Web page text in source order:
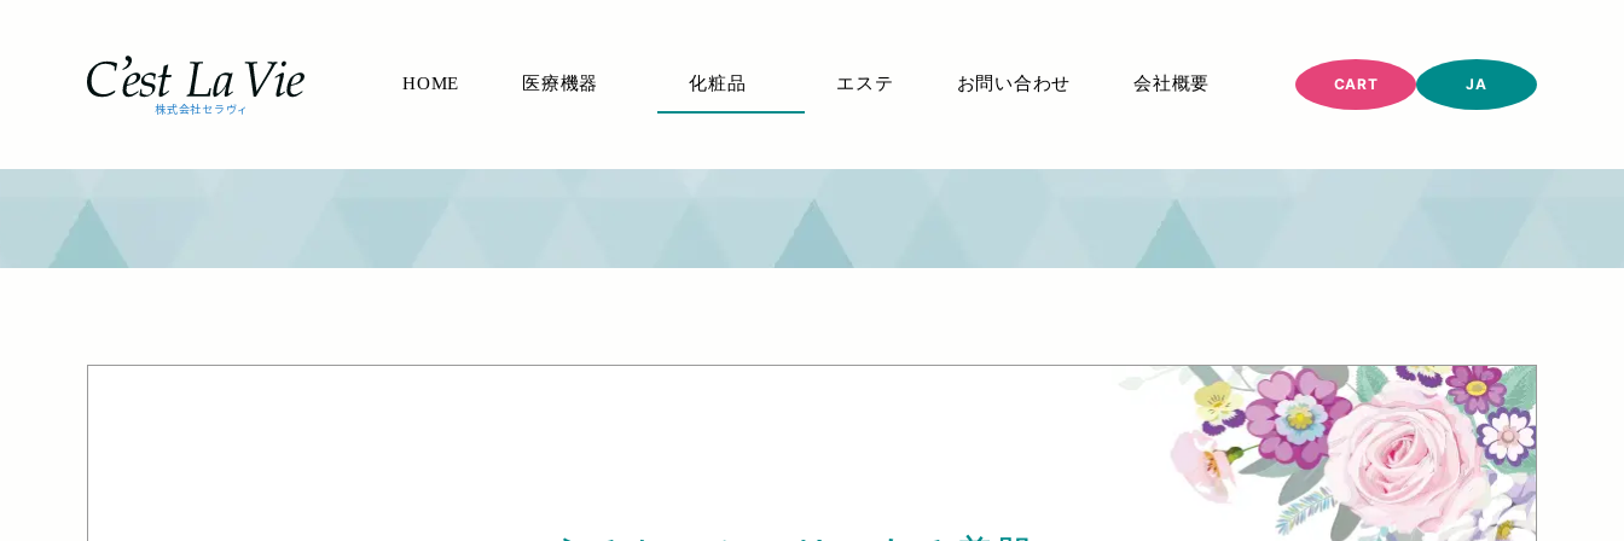
株式会社セラヴィ
CART JA
HOME 医療機器 化粧品 エステ お問い合わせ 会社概要
スパセラミドフェイスマスク